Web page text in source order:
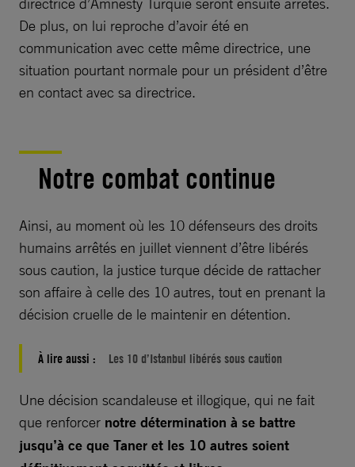
De plus, on lui reproche d’avoir été en
communication avec cette même directrice, une
situation pourtant normale pour un président d’être
en contact avec sa directrice.
Notre combat continue
Ainsi, au moment où les 10 défenseurs des droits
humains arrêtés en juillet viennent d’être libérés
sous caution, la justice turque décide de rattacher
son affaire à celle des 10 autres, tout en prenant la
décision cruelle de le maintenir en détention.
À lire aussi : Les 10 d’Istanbul libérés sous caution
Une décision scandaleuse et illogique, qui ne fait
que renforcer notre détermination à se battre
jusqu’à ce que Taner et les 10 autres soient